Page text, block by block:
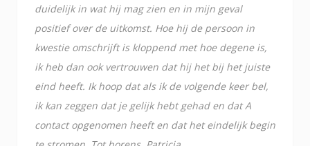
duidelijk in wat hij mag zien en in mijn geval
positief over de uitkomst. Hoe hij de persoon in
kwestie omschrijft is kloppend met hoe degene is,
ik heb dan ook vertrouwen dat hij het bij het juiste
eind heeft. Ik hoop dat als ik de volgende keer bel,
ik kan zeggen dat je gelijk hebt gehad en dat A
contact opgenomen heeft en dat het eindelijk begin